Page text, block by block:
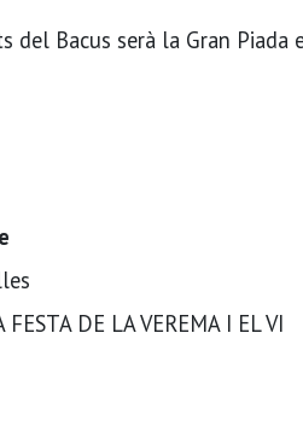
del Bacus serà la Gran
DE LA VEREMA I EL VI